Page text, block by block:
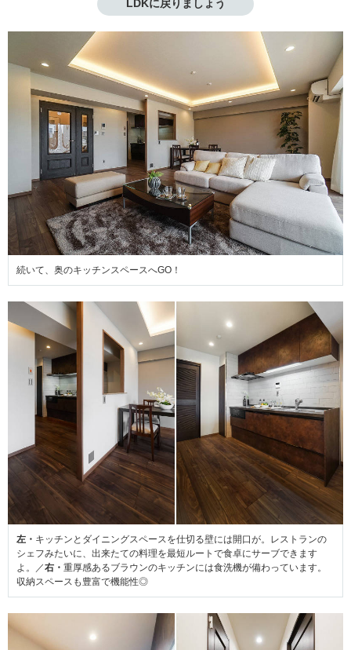
LDKに戻りましょう
続いて、奥のキッチンスペースへGO！
左・ キッチンとダイニングスペースを仕切る壁には開口が。レストランの
シェフみたいに、出来たての料理を最短ルートで食卓にサーブできます
よ。／右・ 重厚感あるブラウンのキッチンには食洗機が備わっています。
収納スペースも豊富で機能性◎